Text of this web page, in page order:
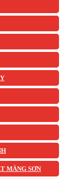
MÀNG SƠN